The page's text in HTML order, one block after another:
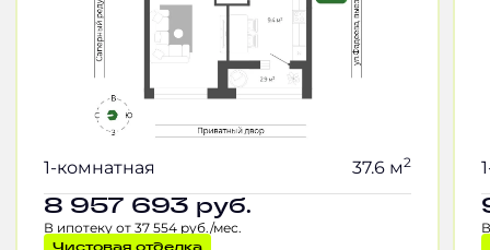
1-комнатная 37.6 м2
8 957 693 руб.
В ипотеку от 37 554 руб./мес.
Чистовая отделка